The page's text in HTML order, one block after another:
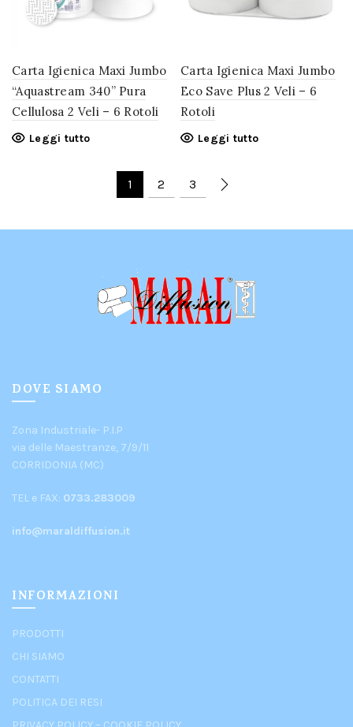
Carta Igienica Maxi Jumbo
“Aquastream 340” Pura
Cellulosa 2 Veli – 6 Rotoli
Leggi tutto
Carta Igienica Maxi Jumbo
Eco Save Plus 2 Veli – 6
Rotoli
Leggi tutto
1 2 3
DOVE SIAMO
Zona Industriale- P.I.P
via delle Maestranze, 7/9/11
CORRIDONIA (MC)
TEL e FAX: 0733.283009
info@maraldiffusion.it
INFORMAZIONI
PRODOTTI
CHI SIAMO
CONTATTI
POLITICA DEI RESI